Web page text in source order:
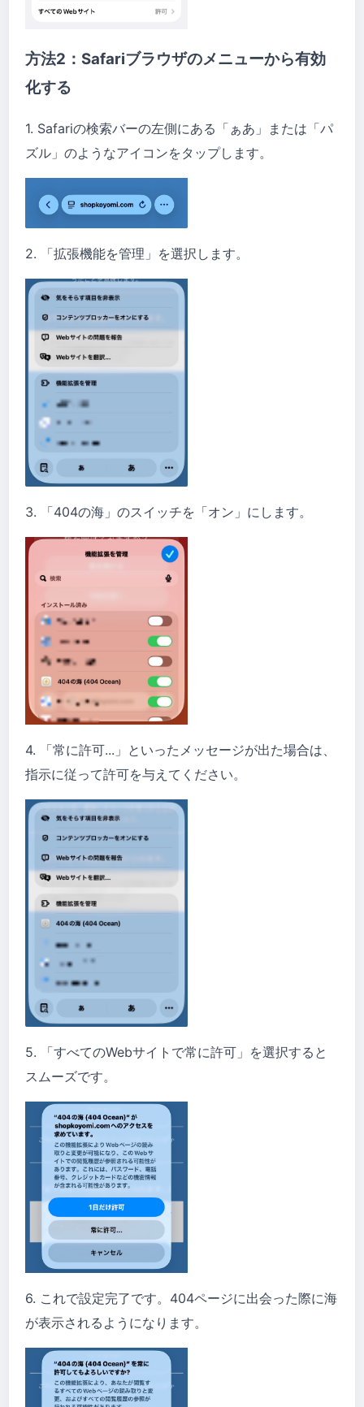
方法2：Safariブラウザのメニューから有効
化する
1. Safariの検索バーの左側にある「ぁあ」または「パ
ズル」のようなアイコンをタップします。
2. 「拡張機能を管理」を選択します。
3. 「404の海」のスイッチを「オン」にします。
4. 「常に許可...」といったメッセージが出た場合は、
指示に従って許可を与えてください。
5. 「すべてのWebサイトで常に許可」を選択すると
スムーズです。
6. これで設定完了です。404ページに出会った際に海
が表示されるようになります。